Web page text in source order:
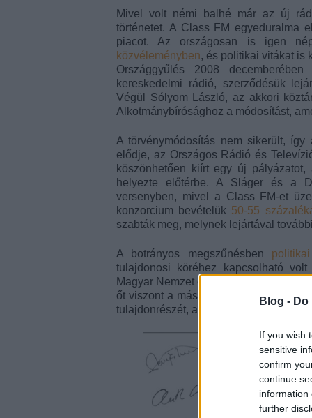
Blog -
If you wish
sensitive
confirm
continue
information
further
Mivel volt némi balhé már az új
történetet. A Class FM egyeduralma
piacot. Az országosan is igen
közvéleményben, és politikai vitákat is
Országgyűlés 2008
kereskedelmi rádió, szerződésük
Végül Sólyom László, az akkori
Alkotmánybírósághoz a módosítást,
A törvénymódosítás nem sikerült,
elődje, az Országos Rádió és
köszönhetően kiírt egy új
helyezte előtérbe. A Sláger és a
versenyben, mivel a Class FM-et
konzorcium bevételük 50-55
szabták meg, melynek lejártával
A botrányos megszűnésben
tulajdonosi köréhez kapcsolható
Magyar Nemzet és Lánchíd Rádió) is.
őt viszont a második Orbán-kormány
tulajdonrészét, az Advenio új